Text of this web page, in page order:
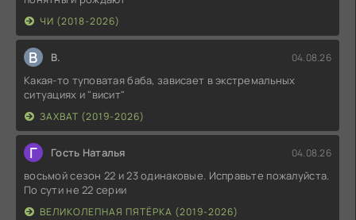
ЧИ (2018-2026)
В В. 04.08.26
Какая-то туповатая баба, зависает в экстремальных
ситуациях и "висит"
ЗАХВАТ (2019-2026)
Г Гость Наталья 04.08.26
восьмой сезон 22 и 23 одинаковые. Исправьте пожалуйста.
По сути не 22 серии
ВЕЛИКОЛЕПНАЯ ПЯТЁРКА (2019-2026)